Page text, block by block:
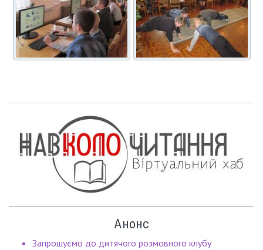
Анонс
Запрошуємо до дитячого розмовного клубу